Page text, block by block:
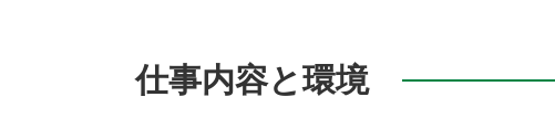
仕事内容と環境